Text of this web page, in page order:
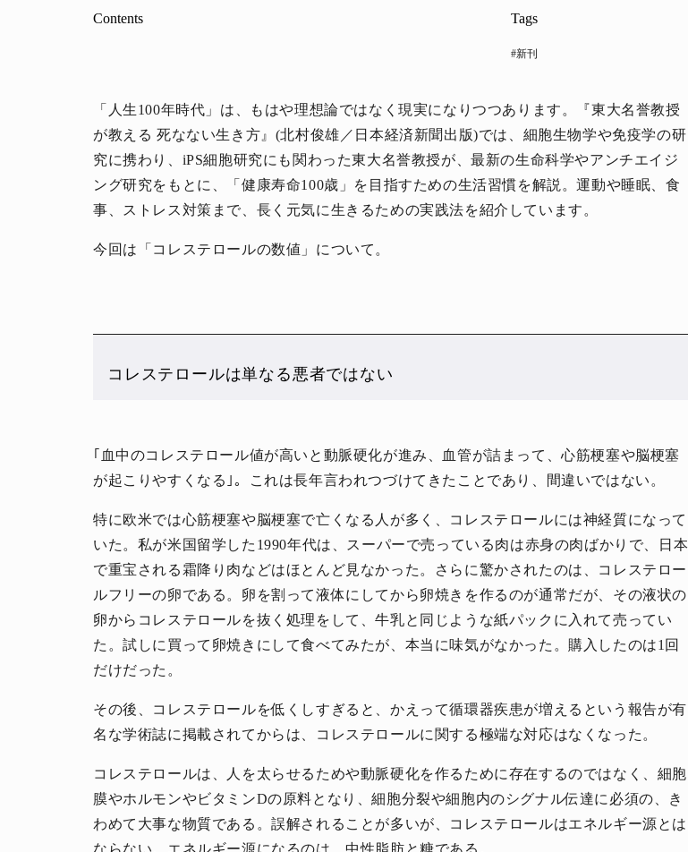
Contents Tags
#新刊
「人生100年時代」は、もはや理想論ではなく現実になりつつあります。『東大名誉教授
が教える 死なない生き方』(北村俊雄／日本経済新聞出版)では、細胞生物学や免疫学の研
究に携わり、iPS細胞研究にも関わった東大名誉教授が、最新の生命科学やアンチエイジ
ング研究をもとに、「健康寿命100歳」を目指すための生活習慣を解説。運動や睡眠、食
事、ストレス対策まで、長く元気に生きるための実践法を紹介しています。
今回は「コレステロールの数値」について。
コレステロールは単なる悪者ではない
｢血中のコレステロール値が高いと動脈硬化が進み、血管が詰まって、心筋梗塞や脳梗塞
が起こりやすくなる｣。これは長年言われつづけてきたことであり、間違いではない。
特に欧米では心筋梗塞や脳梗塞で亡くなる人が多く、コレステロールには神経質になって
いた。私が米国留学した1990年代は、スーパーで売っている肉は赤身の肉ばかりで、日本
で重宝される霜降り肉などはほとんど見なかった。さらに驚かされたのは、コレステロー
ルフリーの卵である。卵を割って液体にしてから卵焼きを作るのが通常だが、その液状の
卵からコレステロールを抜く処理をして、牛乳と同じような紙パックに入れて売ってい
た。試しに買って卵焼きにして食べてみたが、本当に味気がなかった。購入したのは1回
だけだった。
その後、コレステロールを低くしすぎると、かえって循環器疾患が増えるという報告が有
名な学術誌に掲載されてからは、コレステロールに関する極端な対応はなくなった。
コレステロールは、人を太らせるためや動脈硬化を作るために存在するのではなく、細胞
膜やホルモンやビタミンDの原料となり、細胞分裂や細胞内のシグナル伝達に必須の、き
わめて大事な物質である。誤解されることが多いが、コレステロールはエネルギー源とは
ならない。エネルギー源になるのは、中性脂肪と糖である。